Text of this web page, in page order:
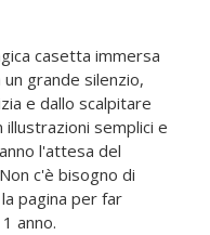
casetta immersa
grande silenzio,
e dallo scalpitare
semplici e
l'attesa del
c'è bisogno di
pagina per far
anno.